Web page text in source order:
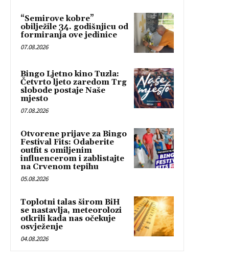
“Semirove kobre”
obilježile 34. godišnjicu od
formiranja ove jedinice
07.08.2026
Bingo Ljetno kino Tuzla:
Četvrto ljeto zaredom Trg
slobode postaje Naše
mjesto
07.08.2026
Otvorene prijave za Bingo
Festival Fits: Odaberite
outfit s omiljenim
influencerom i zablistajte
na Crvenom tepihu
05.08.2026
Toplotni talas širom BiH
se nastavlja, meteorolozi
otkrili kada nas očekuje
osvježenje
04.08.2026